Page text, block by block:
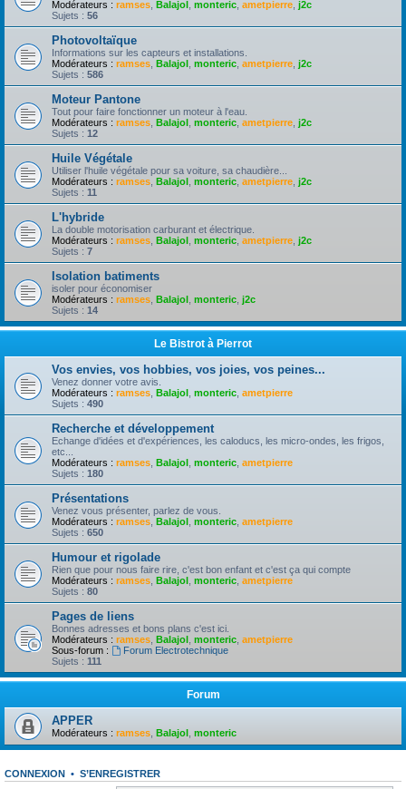
Modérateurs : ramses Balajol monteric ametpierre j2c
Sujets : 56
Photovoltaïque
Informations sur les capteurs et installations.
Modérateurs : ramses Balajol monteric ametpierre j2c
Sujets : 586
Moteur Pantone
Tout pour faire fonctionner un moteur à l'eau.
Modérateurs : ramses Balajol monteric ametpierre j2c
Sujets : 12
Huile Végétale
Utiliser l'huile végétale pour sa voiture, sa chaudière...
Modérateurs : ramses Balajol monteric ametpierre j2c
Sujets : 11
L'hybride
La double motorisation carburant et électrique.
Modérateurs : ramses Balajol monteric ametpierre j2c
Sujets : 7
Isolation batiments
isoler pour économiser
Modérateurs : ramses Balajol monteric j2c
Sujets : 14
Le Bistrot à Pierrot
Vos envies, vos hobbies, vos joies, vos peines...
Venez donner votre avis.
Modérateurs : ramses Balajol monteric ametpierre
Sujets : 490
Recherche et développement
Echange d'idées et d'expériences, les caloducs, les micro-ondes, les frigos,
etc...
Modérateurs : ramses Balajol monteric ametpierre
Sujets : 180
Présentations
Venez vous présenter, parlez de vous.
Modérateurs : ramses Balajol monteric ametpierre
Sujets : 650
Humour et rigolade
Rien que pour nous faire rire, c'est bon enfant et c'est ça qui compte
Modérateurs : ramses Balajol monteric ametpierre
Sujets : 80
Pages de liens
Bonnes adresses et bons plans c'est ici.
Modérateurs : ramses Balajol monteric ametpierre
Sous-forum :
Forum Electrotechnique
Sujets : 111
Forum
APPER
Modérateurs : ramses Balajol monteric
CONNEXION • S’ENREGISTRER